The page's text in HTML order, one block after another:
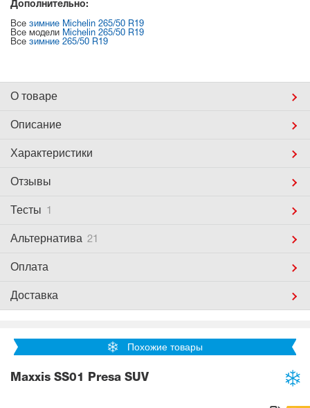
Дополнительно:
Все зимние Michelin 265/50 R19
Все модели Michelin 265/50 R19
Все зимние 265/50 R19
О товаре
Описание
Характеристики
Отзывы
Тесты 1
Альтернатива 21
Оплата
Доставка
Похожие товары
Maxxis SS01 Presa SUV